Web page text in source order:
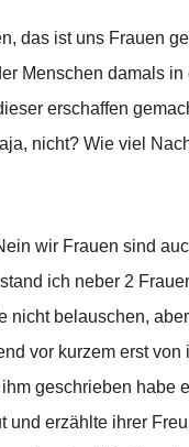
das ist uns Frauen
Menschen damals
erschaffen
nicht? Wie viel
wir Frauen sind
ich neber 2
nicht belauschen,
vor kurzem erst von
geschrieben habe
und erzählte ihrer